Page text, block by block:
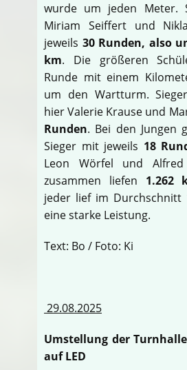
wurde um jeden Meter.
Miriam Seiffert und
jeweils 30 Runden, also
km. Die größeren
Runde mit einem
um den Wartturm.
hier Valerie Krause und
Runden. Bei den Jungen
Sieger mit jeweils 18
Leon Wörfel und
zusammen liefen 1.262
jeder lief im Durchschnitt
eine starke Leistung.
Text: Bo / Foto: Ki
29.08.2025
Umstellung der
auf LED